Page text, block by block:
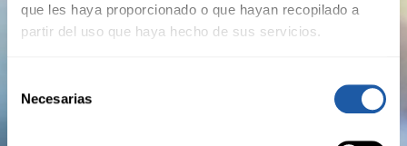
que les haya proporcionado o que hayan recopilado a
partir del uso que haya hecho de sus servicios.
Necesarias
BMS announces Nick Gillett appointed CEO of
BY NEWSROOM